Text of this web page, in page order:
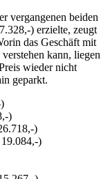
vergangenen beiden
) erzielte, zeugt
das Geschäft mit
kann, liegen
wieder nicht
geparkt.
)
)
)